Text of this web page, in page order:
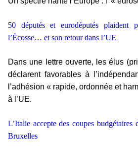
50 députés et eurodéputés plaident
l’Écosse… et son retour dans l’UE
Dans une lettre ouverte, les élus
déclarent favorables à
l’adhésion « rapide, ordonnée et
à l’UE.
L’Italie accepte des coupes budgétaires
Bruxelles